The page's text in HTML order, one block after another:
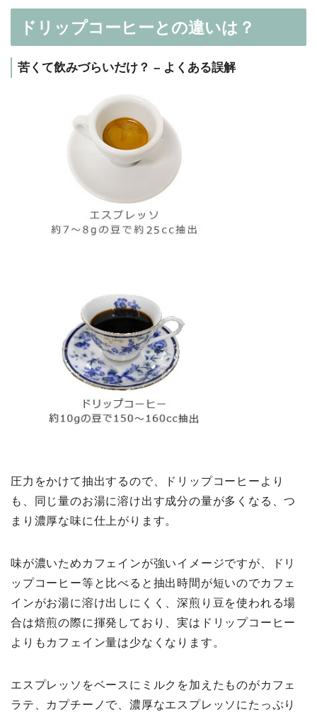
ドリップコーヒーとの違いは？
苦くて飲みづらいだけ？ – よくある誤解
圧力をかけて抽出するので、ドリップコーヒーより
も、同じ量のお湯に溶け出す成分の量が多くなる、つ
まり濃厚な味に仕上がります。
味が濃いためカフェインが強いイメージですが、ドリ
ップコーヒー等と比べると抽出時間が短いのでカフェ
インがお湯に溶け出しにくく、深煎り豆を使われる場
合は焙煎の際に揮発しており、実はドリップコーヒー
よりもカフェイン量は少なくなります。
エスプレッソをベースにミルクを加えたものがカフェ
ラテ、カプチーノで、濃厚なエスプレッソにたっぷり